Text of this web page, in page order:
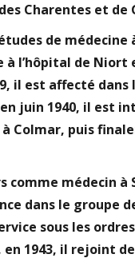
Charentes et de
de médecine
l’hôpital de Niort
il est affecté
juin 1940, il est
Colmar, puis
comme médecin
dans le groupe
sous les
en 1943, il rejoint